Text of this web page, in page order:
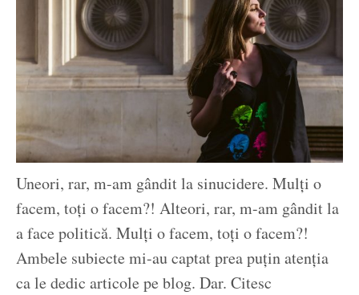
Uneori, rar, m-am gândit la sinucidere. Mulți o
facem, toți o facem?! Alteori, rar, m-am gândit la
a face politică. Mulți o facem, toți o facem?!
Ambele subiecte mi-au captat prea puțin atenția
ca le dedic articole pe blog. Dar. Citesc